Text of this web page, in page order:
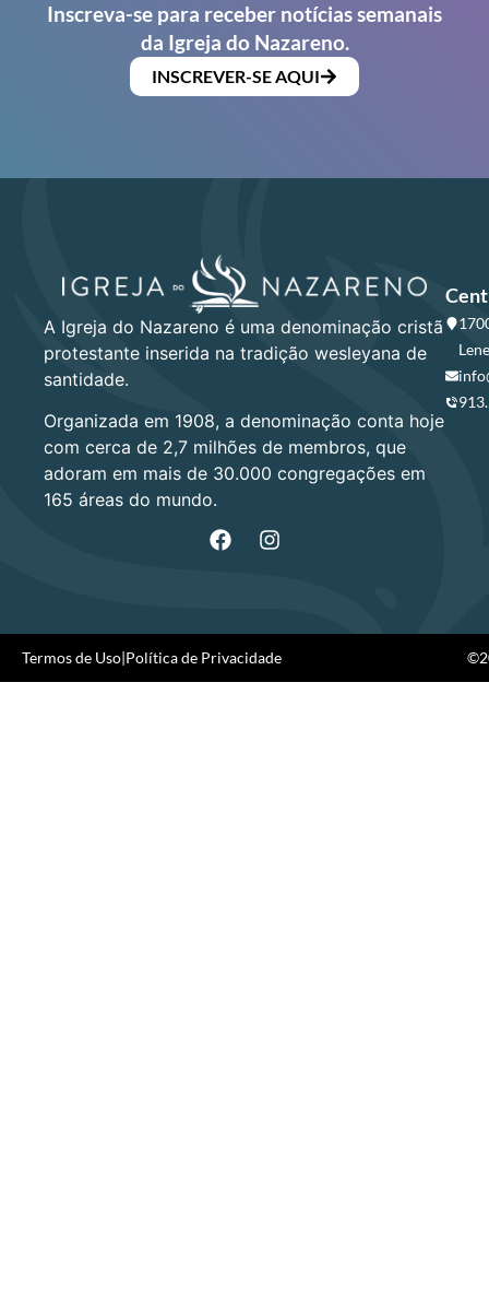
Inscreva-se para receber notícias semanais
da Igreja do Nazareno.
INSCREVER-SE AQUI
A Igreja do Nazareno é uma denominação cristã
protestante inserida na tradição wesleyana de
santidade.
Organizada em 1908, a denominação conta hoje
com cerca de 2,7 milhões de membros, que
adoram em mais de 30.000 congregações em
165 áreas do mundo.
Termos de Uso|Política de Privacidade